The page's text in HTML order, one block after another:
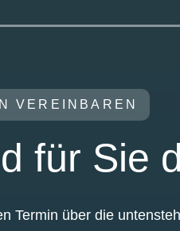
VEREINBAREN
für Sie
Termin über die